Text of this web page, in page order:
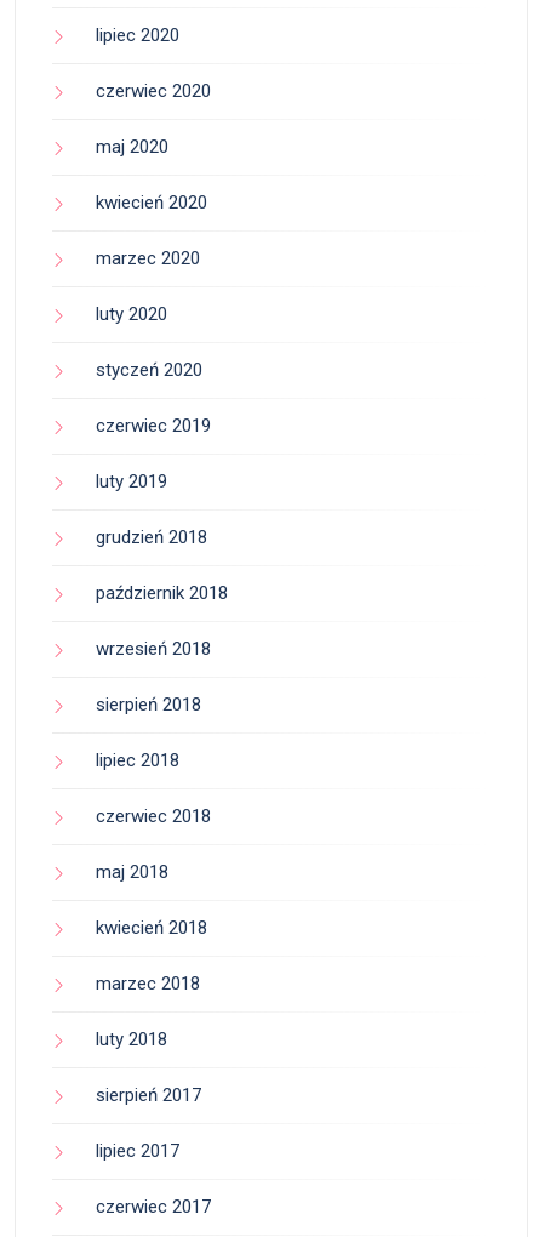
lipiec 2020
czerwiec 2020
maj 2020
kwiecień 2020
marzec 2020
luty 2020
styczeń 2020
czerwiec 2019
luty 2019
grudzień 2018
październik 2018
wrzesień 2018
sierpień 2018
lipiec 2018
czerwiec 2018
maj 2018
kwiecień 2018
marzec 2018
luty 2018
sierpień 2017
lipiec 2017
czerwiec 2017